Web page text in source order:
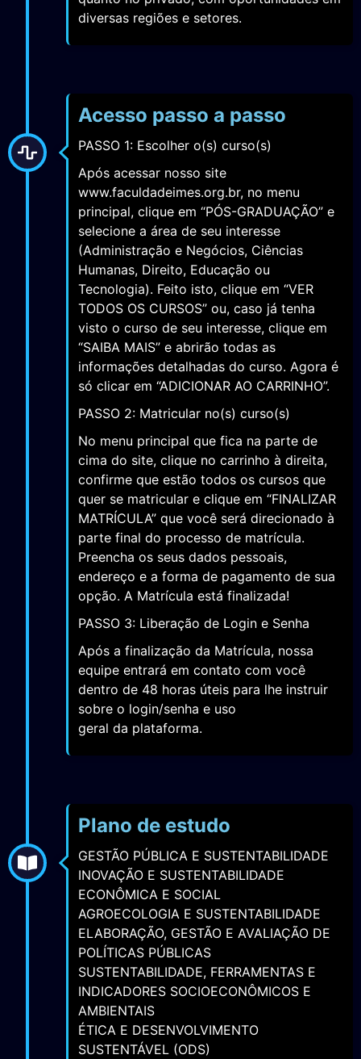
diversas regiões e setores.
Acesso passo a passo
PASSO 1: Escolher o(s) curso(s)
Após acessar nosso site
www.faculdadeimes.org.br, no menu
principal, clique em “PÓS-GRADUAÇÃO” e
selecione a área de seu interesse
(Administração e Negócios, Ciências
Humanas, Direito, Educação ou
Tecnologia). Feito isto, clique em “VER
TODOS OS CURSOS” ou, caso já tenha
visto o curso de seu interesse, clique em
“SAIBA MAIS” e abrirão todas as
informações detalhadas do curso. Agora é
só clicar em “ADICIONAR AO CARRINHO”.
PASSO 2: Matricular no(s) curso(s)
No menu principal que fica na parte de
cima do site, clique no carrinho à direita,
confirme que estão todos os cursos que
quer se matricular e clique em “FINALIZAR
MATRÍCULA” que você será direcionado à
parte final do processo de matrícula.
Preencha os seus dados pessoais,
endereço e a forma de pagamento de sua
opção. A Matrícula está finalizada!
PASSO 3: Liberação de Login e Senha
Após a finalização da Matrícula, nossa
equipe entrará em contato com você
dentro de 48 horas úteis para lhe instruir
sobre o login/senha e uso
geral da plataforma.
Plano de estudo
GESTÃO PÚBLICA E SUSTENTABILIDADE
INOVAÇÃO E SUSTENTABILIDADE
ECONÔMICA E SOCIAL
AGROECOLOGIA E SUSTENTABILIDADE
ELABORAÇÃO, GESTÃO E AVALIAÇÃO DE
POLÍTICAS PÚBLICAS
SUSTENTABILIDADE, FERRAMENTAS E
INDICADORES SOCIOECONÔMICOS E
AMBIENTAIS
ÉTICA E DESENVOLVIMENTO
SUSTENTÁVEL (ODS)